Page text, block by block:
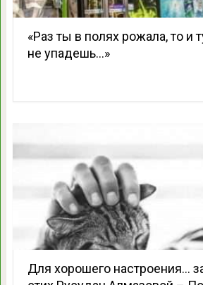
«Раз ты в полях рожала, то и
не упадешь…»
Для хорошего настроения…